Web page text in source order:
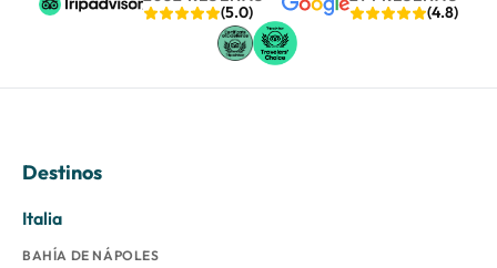
(5.0)
(4.8)
Destinos
Italia
BAHÍA DE NÁPOLES